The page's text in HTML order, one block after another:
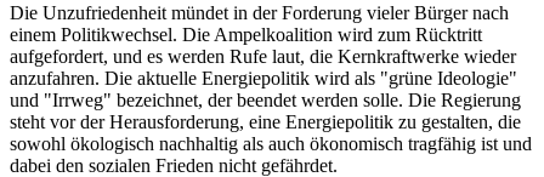
Die Unzufriedenheit mündet in der Forderung vieler Bürger nach
einem Politikwechsel. Die Ampelkoalition wird zum Rücktritt
aufgefordert, und es werden Rufe laut, die Kernkraftwerke wieder
anzufahren. Die aktuelle Energiepolitik wird als "grüne Ideologie"
und "Irrweg" bezeichnet, der beendet werden solle. Die Regierung
steht vor der Herausforderung, eine Energiepolitik zu gestalten, die
sowohl ökologisch nachhaltig als auch ökonomisch tragfähig ist und
dabei den sozialen Frieden nicht gefährdet.